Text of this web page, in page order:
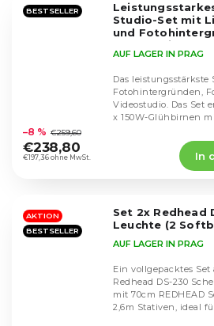
Sternen.
BESTSELLER
Studio-Set mit
und
Lampe mit
durchschnittliche
Produktbewertung
ist
Sternen.
AUF LAGER IN PRAG
€197,36 ohne MwSt.
–8 % €259,60
€238,80
In
Das leistungsstärkste
Fotohintergründen,
Videostudio. Das Set
x 150W-Glühbirnen
AKTION
BESTSELLER
Set 2x Redhead
Leuchte (2
AUF LAGER IN PRAG
Ein vollgepacktes
Redhead DS-230
mit 70cm REDHEAD
2,6m Stativen, ideal